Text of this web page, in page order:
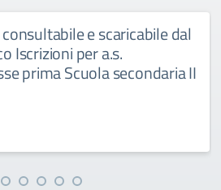
e scaricabile dal
Iscrizioni per a.s.
prima Scuola secondaria II